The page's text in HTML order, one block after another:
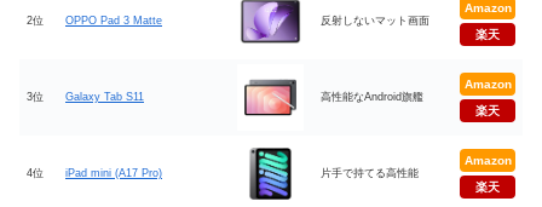
2位 OPPO Pad 3 Matte 反射しないマット画面
Amazon
楽天
3位 Galaxy Tab S11 高性能なAndroid旗艦
Amazon
楽天
4位 iPad mini (A17 Pro) 片手で持てる高性能
Amazon
楽天